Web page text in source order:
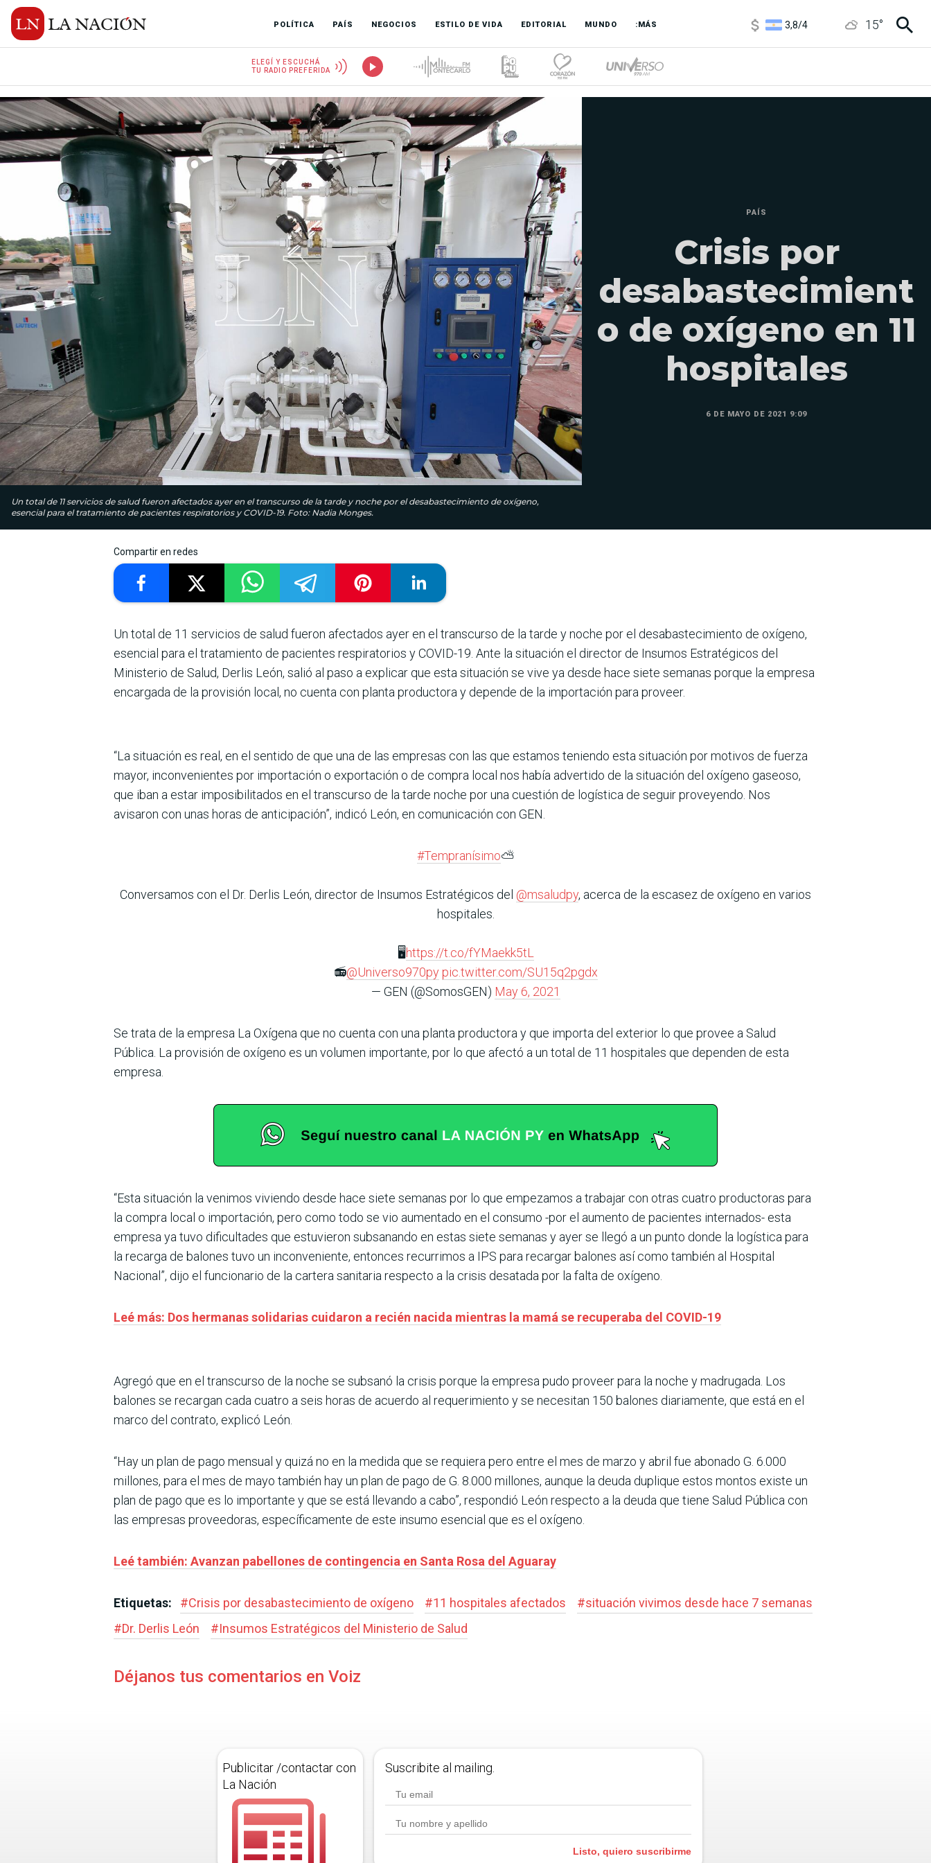
POLÍTICA PAÍS NEGOCIOS ESTILO DE VIDA EDITORIAL MUNDO :MÁS
3,8/4
15°
ELEGÍ Y ESCUCHÁ
TU RADIO PREFERIDA
Un total de 11 servicios de salud fueron afectados ayer en el transcurso de la tarde y noche por el desabastecimiento de oxígeno,
esencial para el tratamiento de pacientes respiratorios y COVID-19. Foto: Nadia Monges.
PAÍS
Crisis por
desabastecimient
o de oxígeno en 11
hospitales
6 DE MAYO DE 2021 9:09
Compartir en redes
Un total de 11 servicios de salud fueron afectados ayer en el transcurso de la tarde y noche por el desabastecimiento de oxígeno,
esencial para el tratamiento de pacientes respiratorios y COVID-19. Ante la situación el director de Insumos Estratégicos del
Ministerio de Salud, Derlis León, salió al paso a explicar que esta situación se vive ya desde hace siete semanas porque la empresa
encargada de la provisión local, no cuenta con planta productora y depende de la importación para proveer.
“La situación es real, en el sentido de que una de las empresas con las que estamos teniendo esta situación por motivos de fuerza
mayor, inconvenientes por importación o exportación o de compra local nos había advertido de la situación del oxígeno gaseoso,
que iban a estar imposibilitados en el transcurso de la tarde noche por una cuestión de logística de seguir proveyendo. Nos
avisaron con unas horas de anticipación”, indicó León, en comunicación con GEN.
#Tempranísimo⛅️
Conversamos con el Dr. Derlis León, director de Insumos Estratégicos del @msaludpy, acerca de la escasez de oxígeno en varios
hospitales.
🖥https://t.co/fYMaekk5tL
📻@Universo970py pic.twitter.com/SU15q2pgdx
— GEN (@SomosGEN) May 6, 2021
Se trata de la empresa La Oxígena que no cuenta con una planta productora y que importa del exterior lo que provee a Salud
Pública. La provisión de oxígeno es un volumen importante, por lo que afectó a un total de 11 hospitales que dependen de esta
empresa.
“Esta situación la venimos viviendo desde hace siete semanas por lo que empezamos a trabajar con otras cuatro productoras para
la compra local o importación, pero como todo se vio aumentado en el consumo -por el aumento de pacientes internados- esta
empresa ya tuvo dificultades que estuvieron subsanando en estas siete semanas y ayer se llegó a un punto donde la logística para
la recarga de balones tuvo un inconveniente, entonces recurrimos a IPS para recargar balones así como también al Hospital
Nacional”, dijo el funcionario de la cartera sanitaria respecto a la crisis desatada por la falta de oxígeno.
Leé más: Dos hermanas solidarias cuidaron a recién nacida mientras la mamá se recuperaba del COVID-19
Agregó que en el transcurso de la noche se subsanó la crisis porque la empresa pudo proveer para la noche y madrugada. Los
balones se recargan cada cuatro a seis horas de acuerdo al requerimiento y se necesitan 150 balones diariamente, que está en el
marco del contrato, explicó León.
“Hay un plan de pago mensual y quizá no en la medida que se requiera pero entre el mes de marzo y abril fue abonado G. 6.000
millones, para el mes de mayo también hay un plan de pago de G. 8.000 millones, aunque la deuda duplique estos montos existe un
plan de pago que es lo importante y que se está llevando a cabo”, respondió León respecto a la deuda que tiene Salud Pública con
las empresas proveedoras, específicamente de este insumo esencial que es el oxígeno.
Leé también: Avanzan pabellones de contingencia en Santa Rosa del Aguaray
Etiquetas: #Crisis por desabastecimiento de oxígeno #11 hospitales afectados #situación vivimos desde hace 7 semanas
#Dr. Derlis León #Insumos Estratégicos del Ministerio de Salud
Déjanos tus comentarios en Voiz
Publicitar /contactar con
La Nación
Suscribite al mailing.
Listo, quiero suscribirme